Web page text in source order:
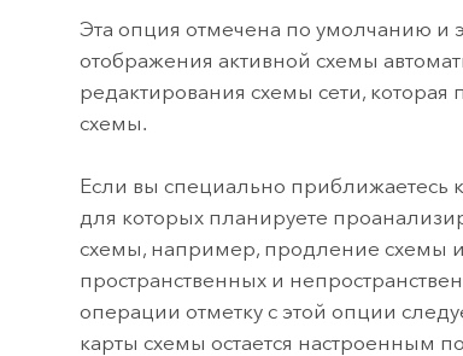
Эта опция отмечена по умолчанию и
отображения активной схемы
редактирования схемы сети,
схемы.
Если вы специально приближаетесь
для которых планируете
схемы, например, продление схемы
пространственных и
операции отметку с этой опции
карты схемы остается настроенным